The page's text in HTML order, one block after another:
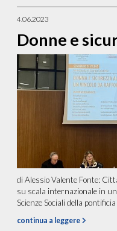
4.06.2023
Donne e
di Alessio Valente Fonte:
su scala internazionale in
Scienze Sociali della
continua a leggere